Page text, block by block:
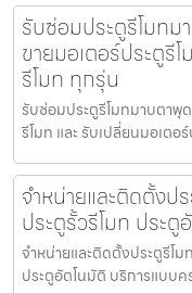
รับซ่อมประตูรีโมทม
ขายมอเตอร์ประตูรี
รีโมท ทุกรุ่น
รับซ่อมประตูรีโมทมาบตาพุ
รีโมท และ รับเปลี่ยนมอเต
จำหน่ายและติดตั้งป
ประตูรั้วรีโมท ประตู
จำหน่ายและติดตั้งประตูรีโม
ประตูอัตโนมัติ บริการแบบ